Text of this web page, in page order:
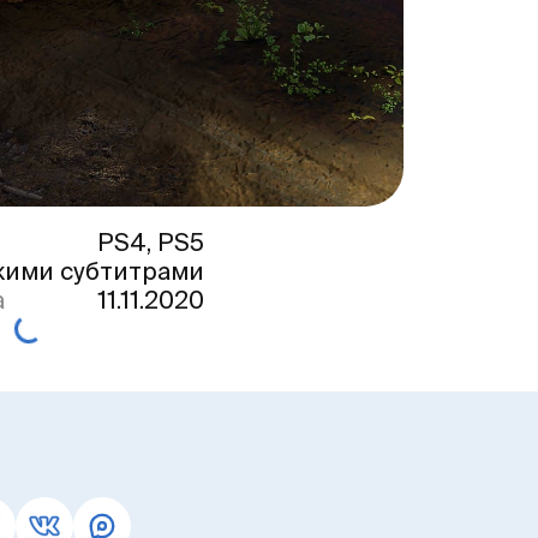
PS4, PS5
субтитрами
11.11.2020